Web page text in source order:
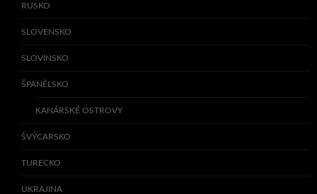
RUSKO
SLOVENSKO
SLOVINSKO
ŠPANĚLSKO
KANÁRSKÉ OSTROVY
ŠVÝCARSKO
TURECKO
UKRAJINA